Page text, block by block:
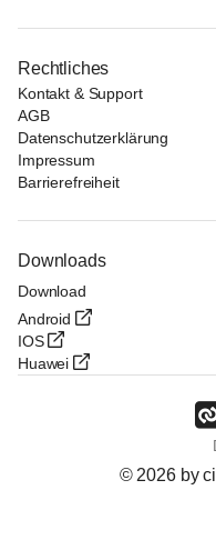
Rechtliches
Kontakt & Support
AGB
Datenschutzerklärung
Impressum
Barrierefreiheit
Downloads
Download
Android
IOS
Huawei
© 2026 by